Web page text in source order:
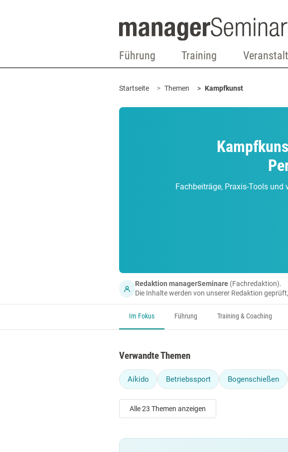
Führung Training
Startseite Themen Kampfkunst
Fachbeiträge, Praxis-Tools und
Redaktion managerSeminare (Fachredaktion).
Die Inhalte werden von unserer Redaktion
Im Fokus Führung Training & Coaching
Verwandte Themen
Aikido Betriebssport Bogenschießen
Alle 23 Themen anzeigen